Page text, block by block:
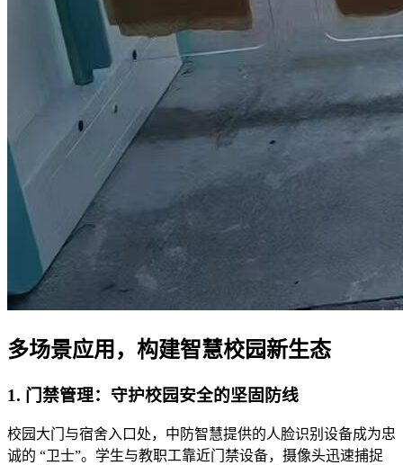
多场景应用，构建智慧校园新生态
1. 门禁管理：守护校园安全的坚固防线
校园大门与宿舍入口处，中防智慧提供的人脸识别设备成为忠
诚的 “卫士”。学生与教职工靠近门禁设备，摄像头迅速捕捉